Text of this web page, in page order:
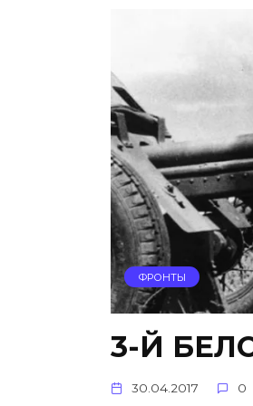
ФРОНТЫ
3-Й
30.04.2017 0